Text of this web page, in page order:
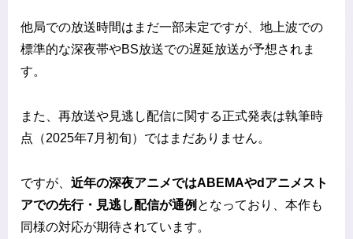
他局での放送時間はまだ一部未定ですが、地上波での
標準的な深夜帯やBS放送での遅延放送が予想されま
す。
また、再放送や見逃し配信に関する正式発表は執筆時
点（2025年7月初旬）ではまだありません。
ですが、 近年の深夜アニメではABEMAやdアニメスト
アでの先行・見逃し配信が通例 となっており、本作も
同様の対応が期待されています。